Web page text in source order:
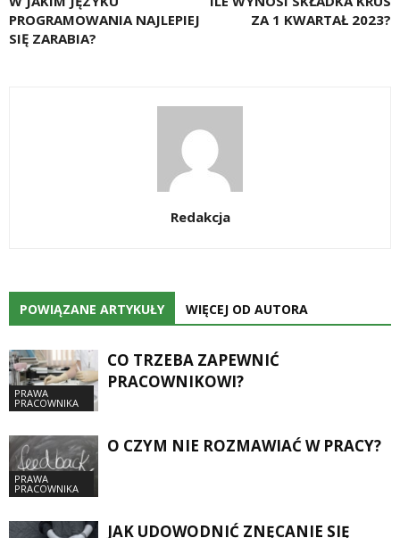
PROGRAMOWANIA NAJLEPIEJ
SIĘ ZARABIA?
ZA 1 KWARTAŁ 2023?
Redakcja
POWIĄZANE ARTYKUŁY WIĘCEJ OD AUTORA
PRAWA
PRACOWNIKA
CO TRZEBA ZAPEWNIĆ
PRACOWNIKOWI?
PRAWA
PRACOWNIKA
O CZYM NIE ROZMAWIAĆ W PRACY?
JAK UDOWODNIĆ ZNĘCANIE SIĘ